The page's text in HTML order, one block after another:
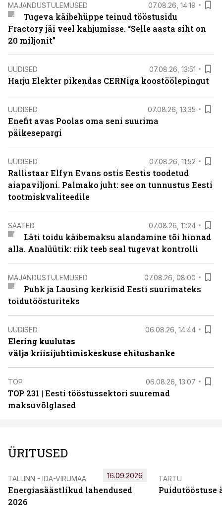
MAJANDUSTULEMUSED 07.08.26, 14:19
Tugeva käibehüppe teinud tööstusidu
Fractory jäi veel kahjumisse. “Selle aasta siht on
20 miljonit”
UUDISED 07.08.26, 13:51
Harju Elekter pikendas CERNiga koostöölepingut
UUDISED 07.08.26, 13:35
Enefit avas Poolas oma seni suurima
päikesepargi
UUDISED 07.08.26, 11:52
Rallistaar Elfyn Evans ostis Eestis toodetud
aiapaviljoni. Palmako juht: see on tunnustus Eesti
tootmiskvaliteedile
SAATED 07.08.26, 11:24
Läti toidu käibemaksu alandamine tõi hinnad
alla. Analüütik: riik teeb seal tugevat kontrolli
MAJANDUSTULEMUSED 07.08.26, 08:00
Puhk ja Lausing kerkisid Eesti suurimateks
toidutöösturiteks
UUDISED 06.08.26, 14:44
Elering kuulutas
välja kriisijuhtimiskeskuse ehitushanke
TOP 06.08.26, 13:07
TOP 231 | Eesti tööstussektori suuremad
maksuvõlglased
ÜRITUSED
TALLINN - IDA-VIRUMAA
Energiasäästlikud lahendused
2026
16.09.2026 TARTU
Puidutööstuse